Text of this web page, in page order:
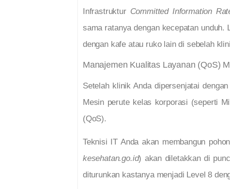
Infrastruktur Committed Information
sama ratanya dengan kecepatan
dengan kafe atau ruko lain di sebelah
Manajemen Kualitas Layanan (QoS)
Setelah klinik Anda dipersenjatai
Mesin perute kelas korporasi (seperti
(QoS).
Teknisi IT Anda akan membangun
kesehatan.go.id) akan diletakkan di
diturunkan kastanya menjadi Level 8